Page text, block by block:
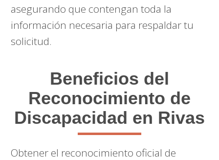
asegurando que contengan toda la
información necesaria para respaldar tu
solicitud.
Beneficios del
Reconocimiento de
Discapacidad en Rivas
Obtener el reconocimiento oficial de